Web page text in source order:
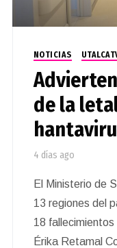
NOTICIAS
de la
4 días ago
El Ministerio de
13 regiones del
18
Érika Retamal